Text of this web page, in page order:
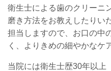
衛生士による歯のクリーニ
磨き方法をお教えしたりい
担当しますので、お口の中
く、よりきめの細やかなケ
当院には衛生士歴30年以